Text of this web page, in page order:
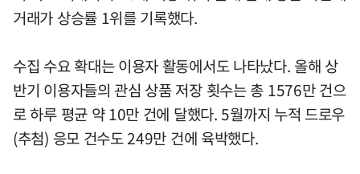
거래가 상승률 1위를 기록했다.
수집 수요 확대는 이용자 활동에서도 나타났다. 올해 상
반기 이용자들의 관심 상품 저장 횟수는 총 1576만 건으
로 하루 평균 약 10만 건에 달했다. 5월까지 누적 드로우
(추첨) 응모 건수도 249만 건에 육박했다.